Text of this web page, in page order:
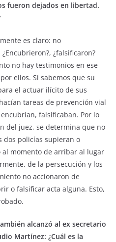
fueron dejados en libertad.
es claro: no
¿falsificaron?
no hay testimonios en ese
ellos. Sí sabemos que su
el actuar ilícito de sus
tareas de prevención vial
falsificaban. Por lo
del juez, se determina que no
dos policías supieran o
momento de arribar al lugar
de la persecución y los
no accionaron de
o falsificar acta alguna. Esto,
alcanzó al ex secretario
Martínez: ¿Cuál es la